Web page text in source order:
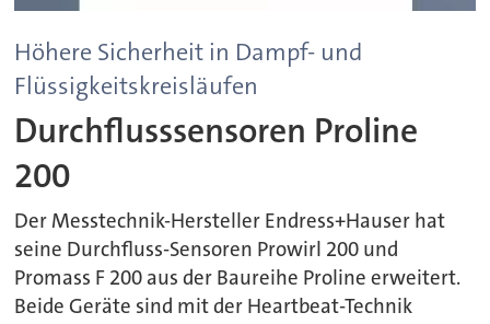
Höhere Sicherheit in Dampf- und
Flüssigkeitskreisläufen
Durchflusssensoren Proline
200
Der Messtechnik-Hersteller Endress+Hauser hat
seine Durchfluss-Sensoren Prowirl 200 und
Promass F 200 aus der Baureihe Proline erweitert.
Beide Geräte sind mit der Heartbeat-Technik